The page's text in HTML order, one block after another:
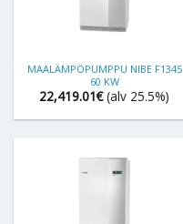
MAALÄMPÖPUMPPU NIBE F1345
60 KW
22,419.01€ (alv 25.5%)